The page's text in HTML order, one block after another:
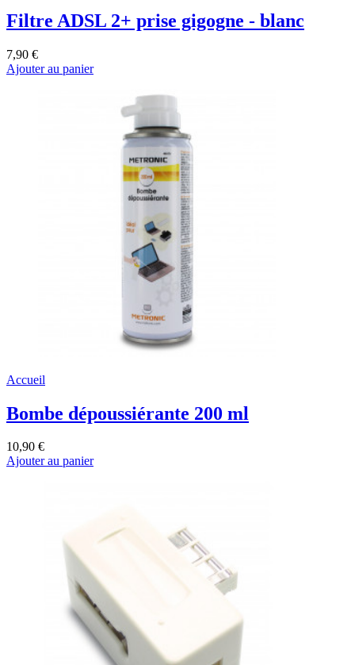
Filtre ADSL 2+ prise gigogne - blanc
7,90 €
Ajouter au panier
Accueil
Bombe dépoussiérante 200 ml
10,90 €
Ajouter au panier